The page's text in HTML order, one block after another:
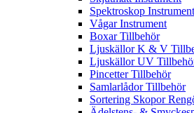
Spektroskop Instrument
Vågar Instrument
Boxar Tillbehör
Ljuskällor K & V
Ljuskällor UV
Pincetter Tillbehör
Samlarlådor Tillbehör
Sortering Skopor